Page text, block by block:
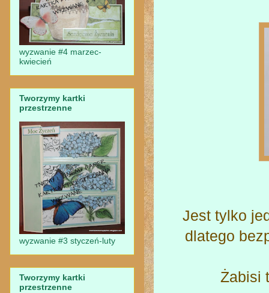
Jest tylko
dlatego
Żabisi
wyzwanie #4 marzec-
kwiecień
Tworzymy kartki
przestrzenne
wyzwanie #3 styczeń-luty
Tworzymy kartki
przestrzenne